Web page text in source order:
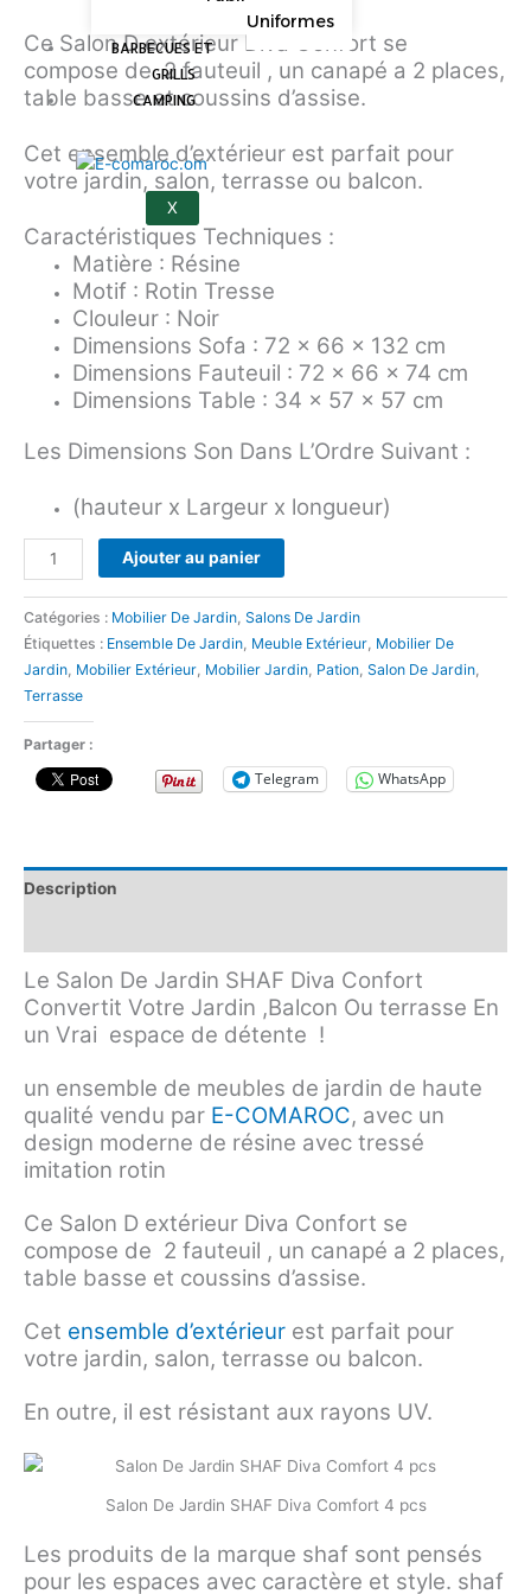
Uniformes
BARBECUES ET
GRILLS
CAMPING
X
Ce Salon D extérieur Diva Confort se
compose de 2 fauteuil , un canapé a 2 places,
table basse et coussins d’assise.
Cet ensemble d’extérieur est parfait pour
votre jardin, salon, terrasse ou balcon.
Caractéristiques Techniques :
Matière : Résine
Motif : Rotin Tresse
Clouleur : Noir
Dimensions Sofa : 72 x 66 x 132 cm
Dimensions Fauteuil : 72 x 66 x 74 cm
Dimensions Table : 34 x 57 x 57 cm
Les Dimensions Son Dans L’Ordre Suivant :
(hauteur x Largeur x longueur)
Ajouter au panier
Catégories : Mobilier De Jardin Salons De Jardin
Étiquettes : Ensemble De Jardin Meuble Extérieur Mobilier De
Jardin Mobilier Extérieur Mobilier Jardin Pation Salon De Jardin
Terrasse
Partager :
Telegram WhatsApp
Description
Le Salon De Jardin SHAF Diva Confort
Convertit Votre Jardin ,Balcon Ou terrasse En
un Vrai espace de détente !
un ensemble de meubles de jardin de haute
qualité vendu par E-COMAROC, avec un
design moderne de résine avec tressé
imitation rotin
Ce Salon D extérieur Diva Confort se
compose de 2 fauteuil , un canapé a 2 places,
table basse et coussins d’assise.
Cet ensemble d’extérieur est parfait pour
votre jardin, salon, terrasse ou balcon.
En outre, il est résistant aux rayons UV.
Salon De Jardin SHAF Diva Comfort 4 pcs
Les produits de la marque shaf sont pensés
pour les espaces avec caractère et style. shaf